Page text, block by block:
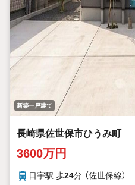
新築一戸建て
長崎県佐世保市ひうみ町
3600万円
日宇駅 歩24分 （佐世保線）